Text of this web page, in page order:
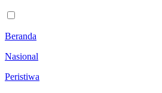
Beranda
Nasional
Peristiwa